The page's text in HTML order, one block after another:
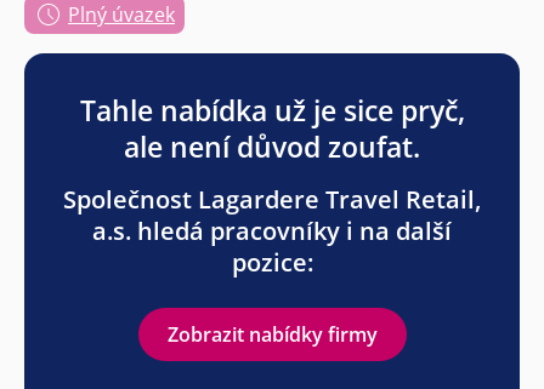
Plný úvazek
Tahle nabídka už je sice pryč,
ale není důvod zoufat.
Společnost Lagardere Travel Retail,
a.s. hledá pracovníky i na další
pozice:
Zobrazit nabídky firmy